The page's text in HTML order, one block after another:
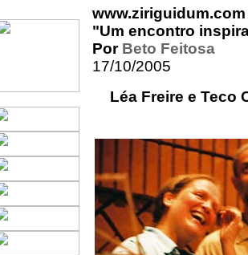
www.ziriguidum.com
"Um encontro
Por Beto Feitosa
17/10/2005
Léa Freire e Teco